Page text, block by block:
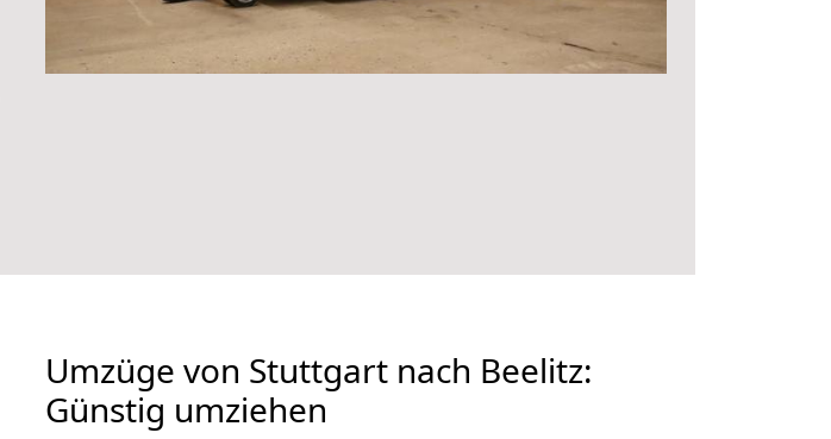
Umzüge von Stuttgart nach Beelitz:
Günstig umziehen